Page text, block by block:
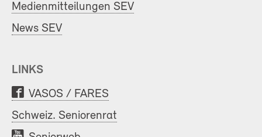
Medienmitteilungen SEV
News SEV
LINKS
VASOS / FARES
Schweiz. Seniorenrat